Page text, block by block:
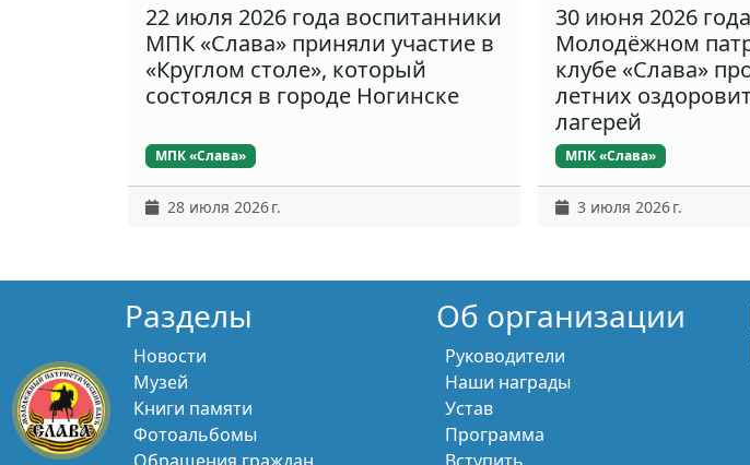
22 июля 2026 года воспитанники
МПК «Слава» приняли участие в
«Круглом столе», который
состоялся в городе Ногинске
МПК «Слава»
28 июля 2026 г.
30 июня 2026
Молодёжном
клубе «Слава»
летних
лагерей
МПК «Слава»
3 июля 2026 г.
Разделы
Новости
Музей
Книги памяти
Фотоальбомы
Об организации
Руководители
Наши награды
Устав
Программа